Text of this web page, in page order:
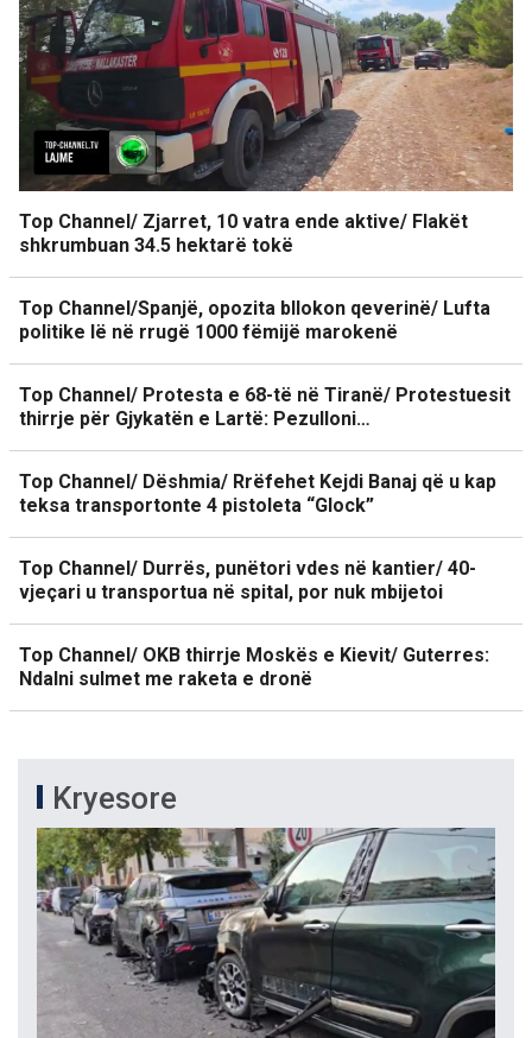
Top Channel/ Zjarret, 10 vatra ende aktive/ Flakët
shkrumbuan 34.5 hektarë tokë
Top Channel/Spanjë, opozita bllokon qeverinë/ Lufta
politike lë në rrugë 1000 fëmijë marokenë
Top Channel/ Protesta e 68-të në Tiranë/ Protestuesit
thirrje për Gjykatën e Lartë: Pezulloni…
Top Channel/ Dëshmia/ Rrëfehet Kejdi Banaj që u kap
teksa transportonte 4 pistoleta “Glock”
Top Channel/ Durrës, punëtori vdes në kantier/ 40-
vjeçari u transportua në spital, por nuk mbijetoi
Top Channel/ OKB thirrje Moskës e Kievit/ Guterres:
Ndalni sulmet me raketa e dronë
Kryesore